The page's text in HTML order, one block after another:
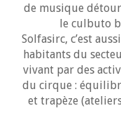
de musique
le culbuto
Solfasirc, c’est
habitants du
vivant par des
du cirque :
et trapèze